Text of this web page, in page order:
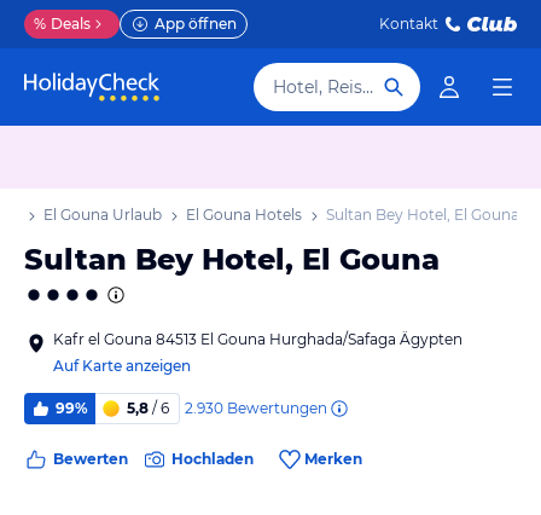
% Deals App öffnen Kontakt
Hotel, Reiseziel
El Gouna Urlaub El Gouna Hotels Sultan Bey Hotel, El Gouna
Sultan Bey Hotel, El Gouna
Kafr el Gouna 84513 El Gouna Hurghada/Safaga Ägypten
Auf Karte anzeigen
99% 5,8 / 6 2.930 Bewertungen
Bewerten Hochladen Merken